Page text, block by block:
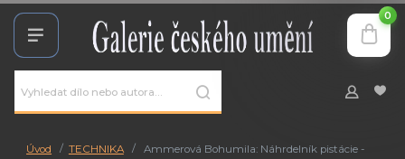
0
Úvod TECHNIKA
Ammerová Bohumila: Náhrdelník pistácie -